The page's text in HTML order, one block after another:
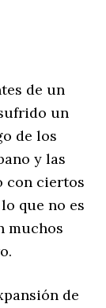
de un
un
de los
y las
con ciertos
que no es
muchos
de